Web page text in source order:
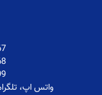
:واتس اپ،